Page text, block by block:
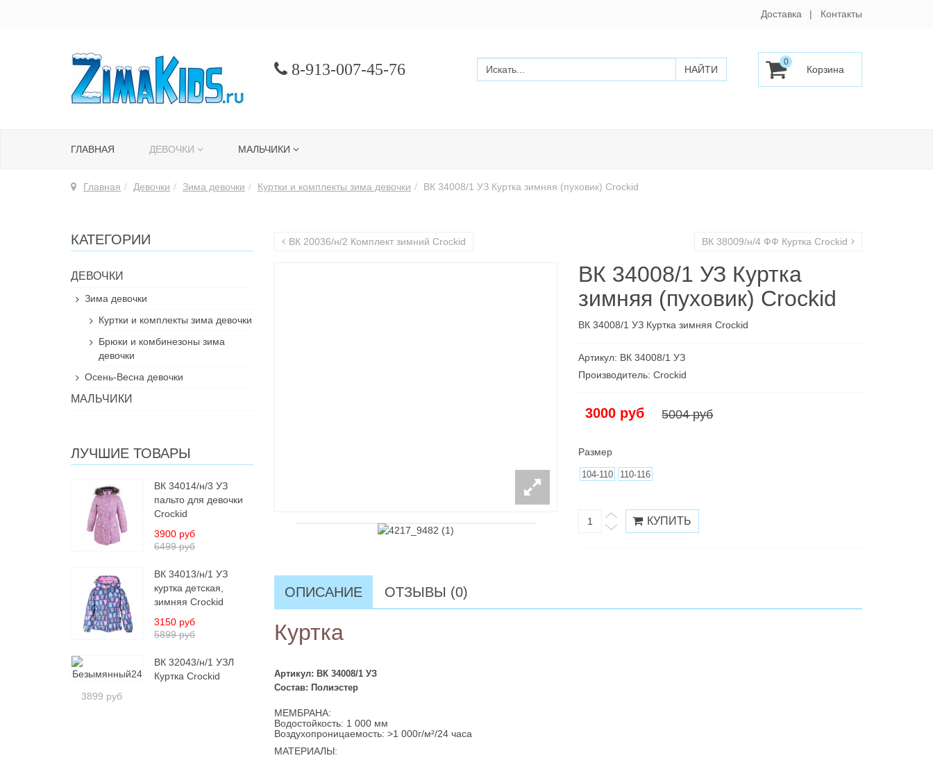
Доставка Контакты
8-913-007-45-76 0
ГЛАВНАЯ ДЕВОЧКИ МАЛЬЧИКИ
Главная Девочки Зима девочки Куртки и комплекты зима девочки ВК 34008/1 УЗ Куртка зимняя (пуховик) Crockid
ВК 20036/н/2 Комплект зимний Crockid ВК 38009/н/4 ФФ Куртка Crockid
ВК 34008/1 УЗ Куртка
зимняя (пуховик) Crockid
ВК 34008/1 УЗ Куртка зимняя Crockid
Артикул: ВК 34008/1 УЗ
Производитель: Croсkid
5004 руб
3000 руб
Размер
104-110 110-116
ОПИСАНИЕ ОТЗЫВЫ (0)
Куртка
Артикул: ВК 34008/1 УЗ
Состав: Полиэстер
МЕМБРАНА:
Водостойкость: 1 000 мм
Воздухопроницаемость: >1 000г/м²/24 часа
МАТЕРИАЛЫ:
КАТЕГОРИИ
ДЕВОЧКИ
Зима девочки
Куртки и комплекты зима девочки
Брюки и комбинезоны зима
девочки
Осень-Весна девочки
МАЛЬЧИКИ
ЛУЧШИЕ ТОВАРЫ
ВК 34014/н/3 УЗ
пальто для девочки
Crockid
6499 руб
3900 руб
ВК 34013/н/1 УЗ
куртка детская,
зимняя Crockid
5899 руб
3150 руб
ВК 32043/н/1 УЗЛ
Куртка Crockid
3899 руб